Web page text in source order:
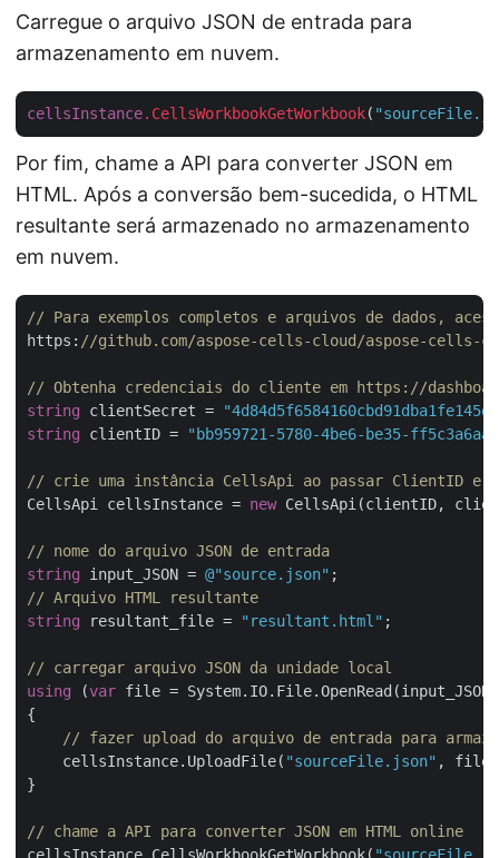
Carregue o arquivo JSON de entrada para
armazenamento em nuvem.
cellsInstance.CellsWorkbookGetWorkbook(
Por fim, chame a API para converter JSON em
HTML. Após a conversão bem-sucedida, o HTML
resultante será armazenado no armazenamento
em nuvem.
// Para exemplos completos e arquivos de dados,
https: //github.com/aspose-cells-cloud/aspose-cells-
// Obtenha credenciais do cliente em https://
string clientSecret =
string clientID = "bb959721-5780-4be6-be35-
// crie uma instância CellsApi ao passar ClientID e
CellsApi cellsInstance = new CellsApi(clientID,
// nome do arquivo JSON de entrada
string input_JSON = @"source.json"
// Arquivo HTML resultante
string resultant_file = "resultant.html" ;
// carregar arquivo JSON da unidade local
using (var file =
{
// fazer upload do arquivo de entrada para
    cellsInstance.UploadFile(
"sourceFile.json" ,
}
// chame a API para converter JSON em HTML online